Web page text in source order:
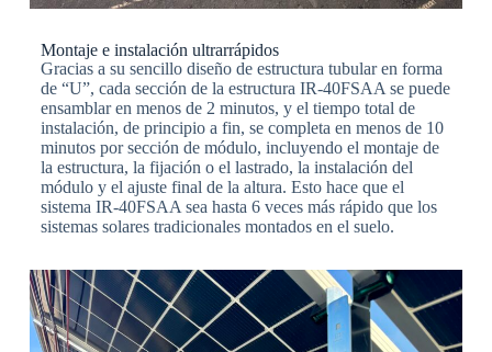
Montaje e instalación ultrarrápidos
Gracias a su sencillo diseño de estructura tubular en forma
de “U”, cada sección de la estructura IR-40FSAA se puede
ensamblar en menos de 2 minutos, y el tiempo total de
instalación, de principio a fin, se completa en menos de 10
minutos por sección de módulo, incluyendo el montaje de
la estructura, la fijación o el lastrado, la instalación del
módulo y el ajuste final de la altura. Esto hace que el
sistema IR-40FSAA sea hasta 6 veces más rápido que los
sistemas solares tradicionales montados en el suelo.